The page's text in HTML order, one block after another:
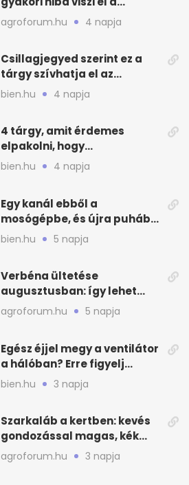
virágzást
agroforum.hu 4 napja
Csillagjegyed szerint ez a
tárgy szívhatja el az
otthonod energiáját
bien.hu 4 napja
4 tárgy, amit érdemes
elpakolni, hogy
hűvösebbnek tűnjön a lakás
bien.hu 4 napja
Egy kanál ebből a
mosógépbe, és újra puhább
lesz a törölköző
bien.hu 5 napja
Verbéna ültetése
augusztusban: így lehet
még idén virágos a kert
agroforum.hu 5 napja
Egész éjjel megy a ventilátor
a hálóban? Erre figyelj
alvásnál nyáron
bien.hu 3 napja
Szarkaláb a kertben: kevés
gondozással magas, kék
virágfalat ad
agroforum.hu 3 napja